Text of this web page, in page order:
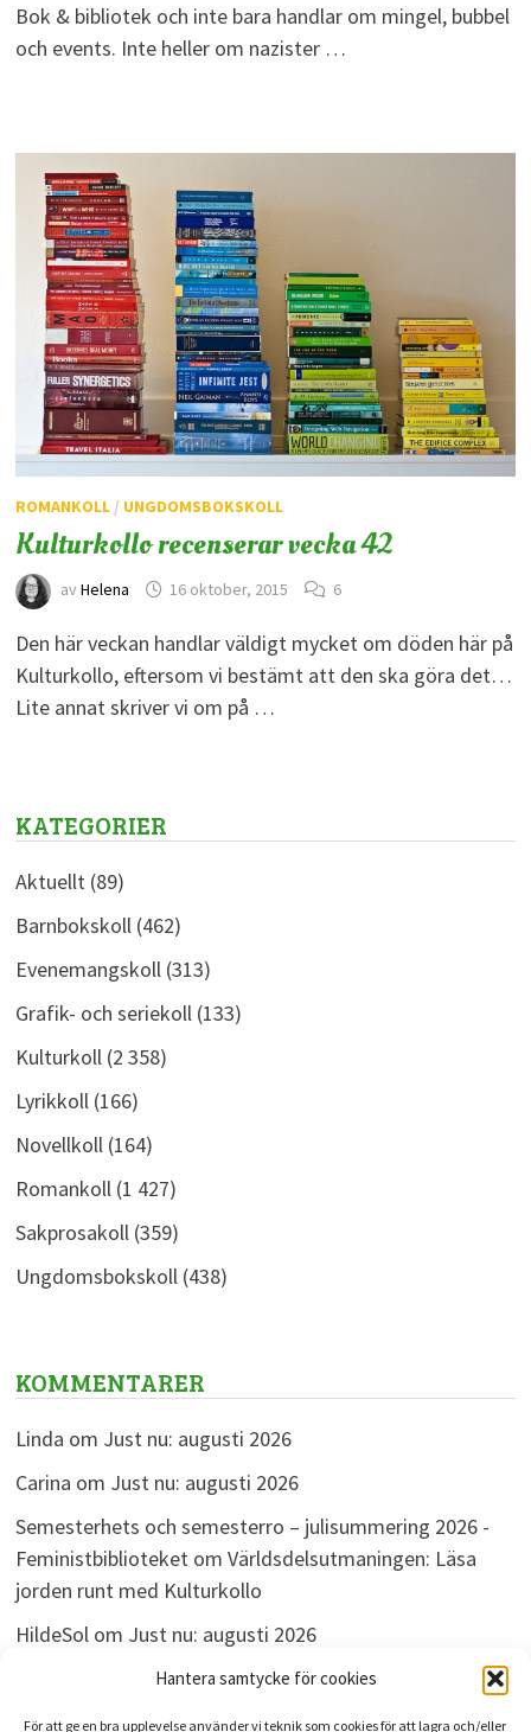
Hantera samtycke för cookies
För att ge en bra upplevelse använder vi teknik som cookies för att lagra och/eller
Bok & bibliotek och inte bara handlar om mingel, bubbel
och events. Inte heller om nazister …
ROMANKOLL/ UNGDOMSBOKSKOLL
Kulturkollo recenserar vecka 42
av Helena 16 oktober, 2015 6
Den här veckan handlar väldigt mycket om döden här på
Kulturkollo, eftersom vi bestämt att den ska göra det…
Lite annat skriver vi om på …
KATEGORIER
Aktuellt(89)
Barnbokskoll(462)
Evenemangskoll(313)
Grafik- och seriekoll(133)
Kulturkoll(2 358)
Lyrikkoll(166)
Novellkoll(164)
Romankoll(1 427)
Sakprosakoll(359)
Ungdomsbokskoll(438)
KOMMENTARER
Linda om Just nu: augusti 2026
Carina om Just nu: augusti 2026
Semesterhets och semesterro – julisummering 2026 -
Feministbiblioteketom Världsdelsutmaningen: Läsa
jorden runt med Kulturkollo
HildeSolom Just nu: augusti 2026
omJust nu: augusti 2026